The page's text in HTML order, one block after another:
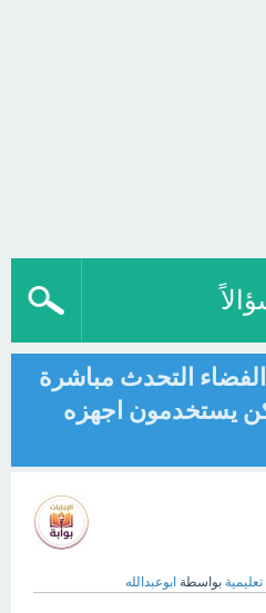
التحدث مباشرة
يستخدمون اجهزه
تعليمية بواسطة ابوعبدالله